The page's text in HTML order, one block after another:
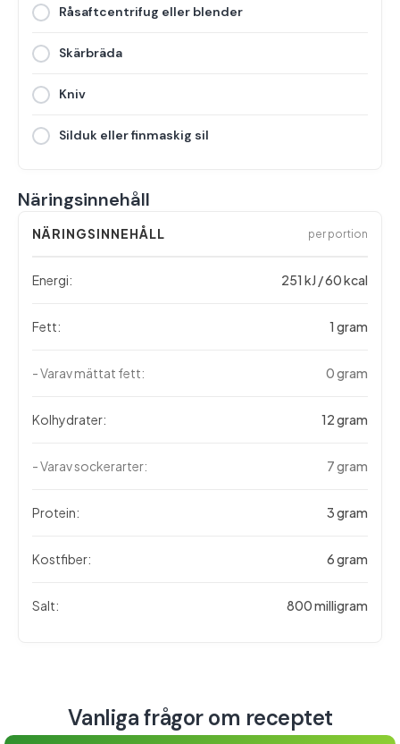
Råsaftcentrifug eller blender
Skärbräda
Kniv
Silduk eller finmaskig sil
Näringsinnehåll
NÄRINGSINNEHÅLL per portion
Energi: 251 kJ / 60 kcal
Fett: 1 gram
- Varav mättat fett: 0 gram
Kolhydrater: 12 gram
- Varav sockerarter: 7 gram
Protein: 3 gram
Kostfiber: 6 gram
Salt: 800 milligram
Vanliga frågor om receptet